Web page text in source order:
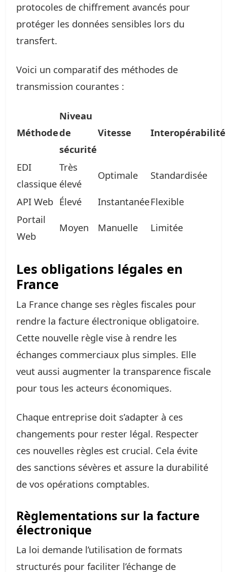
protocoles de chiffrement avancés pour
protéger les données sensibles lors du
transfert.
Voici un comparatif des méthodes de
transmission courantes :
Méthode
Niveau
de
sécurité
Vitesse Interopérabilité
EDI
classique
Très
élevé
Optimale Standardisée
API Web Élevé InstantanéeFlexible
Portail
Web
Moyen Manuelle Limitée
Les obligations légales en
France
La France change ses règles fiscales pour
rendre la facture électronique obligatoire.
Cette nouvelle règle vise à rendre les
échanges commerciaux plus simples. Elle
veut aussi augmenter la transparence fiscale
pour tous les acteurs économiques.
Chaque entreprise doit s’adapter à ces
changements pour rester légal. Respecter
ces nouvelles règles est crucial. Cela évite
des sanctions sévères et assure la durabilité
de vos opérations comptables.
Règlementations sur la facture
électronique
La loi demande l’utilisation de formats
structurés pour faciliter l’échange de